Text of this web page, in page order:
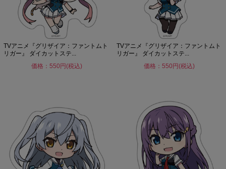
TVアニメ『グリザイア：ファントムト
リガー』 ダイカットステ...
価格：550円(税込)
TVアニメ『グリザイア：ファントムト
リガー』 ダイカットステ...
価格：550円(税込)